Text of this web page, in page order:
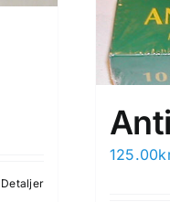
Detaljer
125.00